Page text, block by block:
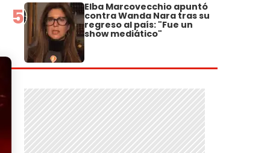
5 Elba Marcovecchio apuntó
contra Wanda Nara tras su
regreso al país: "Fue un
show mediático"